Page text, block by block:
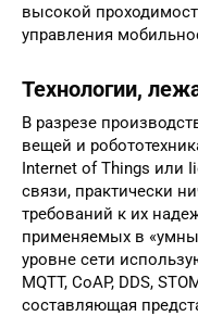
высокой
управления
Технологии,
В разрезе
вещей и
Internet of Things или
связи, практически
требований к их
применяемых в
уровне сети
MQTT, CoAP, DDS,
составляющая